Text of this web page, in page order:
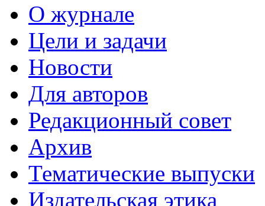
О журнале
Цели и задачи
Новости
Для авторов
Редакционный совет
Архив
Тематические выпуски
Издательская этика